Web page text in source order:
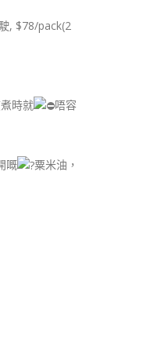
, $78/pack(2
時就
唔容
嘅
粟米油，